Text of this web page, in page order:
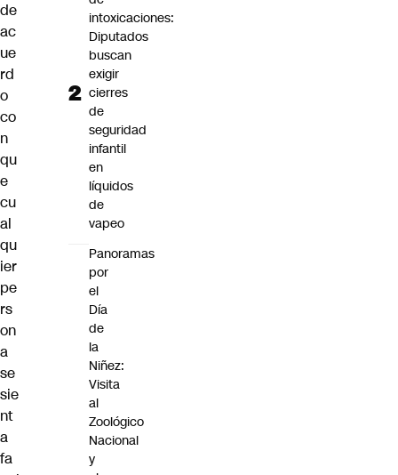
de
ac
ue
rd
o
co
n
qu
e
cu
al
qu
ier
pe
rs
on
a
se
sie
nt
a
fa
intoxicaciones:
Diputados
buscan
exigir
cierres
de
seguridad
infantil
en
líquidos
de
vapeo
Panoramas
por
el
Día
de
la
Niñez:
Visita
al
Zoológico
Nacional
y